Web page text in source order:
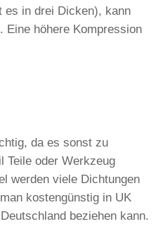
es in drei Dicken), kann
Eine höhere Kompression
da es sonst zu
Teile oder Werkzeug
werden viele Dichtungen
kostengünstig in UK
beziehen kann.